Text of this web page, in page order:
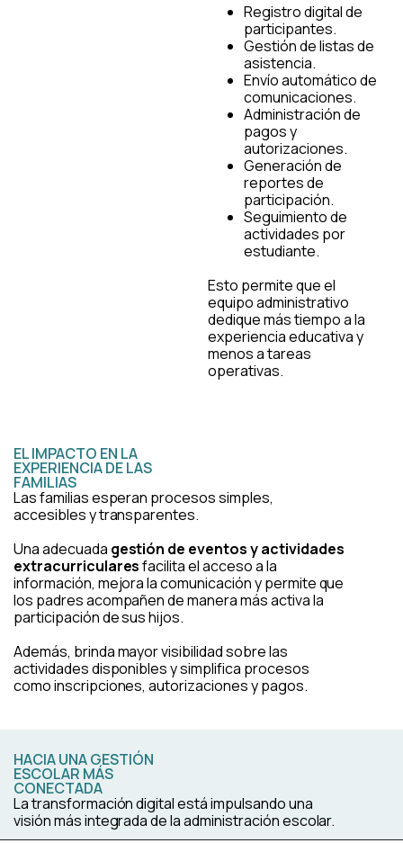
Registro digital de
participantes.
Gestión de listas de
asistencia.
Envío automático de
comunicaciones.
Administración de
pagos y
autorizaciones.
Generación de
reportes de
participación.
Seguimiento de
actividades por
estudiante.
Esto permite que el
equipo administrativo
dedique más tiempo a la
experiencia educativa y
menos a tareas
operativas.
EL IMPACTO EN LA
EXPERIENCIA DE LAS
FAMILIAS
Las familias esperan procesos simples,
accesibles y transparentes.
Una adecuada gestión de eventos y actividades
extracurricularesfacilita el acceso a la
información, mejora la comunicación y permite que
los padres acompañen de manera más activa la
participación de sus hijos.
Además, brinda mayor visibilidad sobre las
actividades disponibles y simplifica procesos
como inscripciones, autorizaciones y pagos.
HACIA UNA GESTIÓN
ESCOLAR MÁS
CONECTADA
La transformación digital está impulsando una
visión más integrada de la administración escolar.